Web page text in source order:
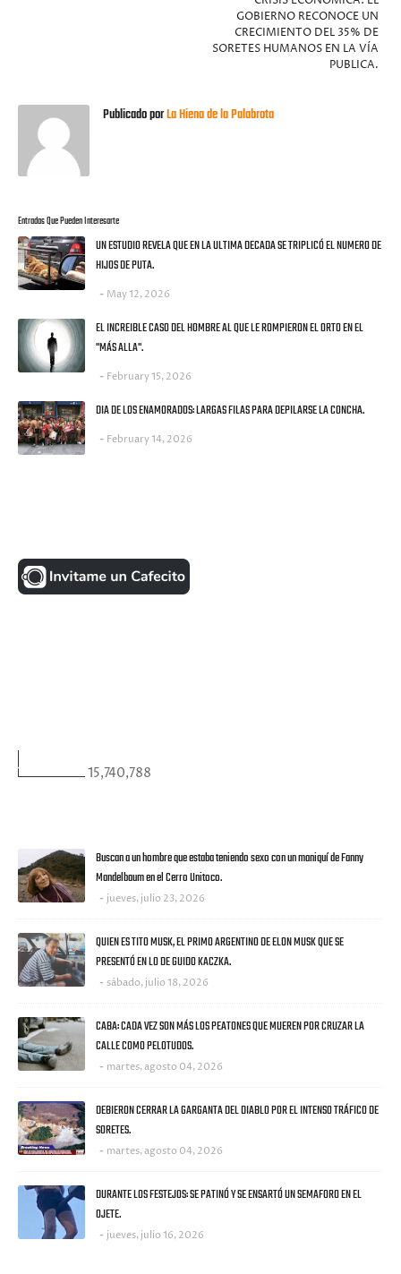
GOBIERNO RECONOCE UN
CRECIMIENTO DEL 35% DE
SORETES HUMANOS EN LA VÍA
PUBLICA.
Publicado porLa Hiena de la Palabrota
Entradas Que Pueden Interesarte
UN ESTUDIO REVELA QUE EN LA ULTIMA DECADA SE TRIPLICÓ EL NUMERO DE
HIJOS DE PUTA.
May 12, 2026
EL INCREIBLE CASO DEL HOMBRE AL QUE LE ROMPIERON EL ORTO EN EL
"MÁS ALLA".
February 15, 2026
DIA DE LOS ENAMORADOS: LARGAS FILAS PARA DEPILARSE LA CONCHA.
February 14, 2026
15,740,788
Buscan a un hombre que estaba teniendo sexo con un maniquí de Fanny
Mandelbaum en el Cerro Unitoco.
jueves, julio 23, 2026
QUIEN ES TITO MUSK, EL PRIMO ARGENTINO DE ELON MUSK QUE SE
PRESENTÓ EN LO DE GUIDO KACZKA.
sábado, julio 18, 2026
CABA: CADA VEZ SON MÁS LOS PEATONES QUE MUEREN POR CRUZAR LA
CALLE COMO PELOTUDOS.
martes, agosto 04, 2026
DEBIERON CERRAR LA GARGANTA DEL DIABLO POR EL INTENSO TRÁFICO DE
SORETES.
martes, agosto 04, 2026
DURANTE LOS FESTEJOS: SE PATINÓ Y SE ENSARTÓ UN SEMAFORO EN EL
OJETE.
jueves, julio 16, 2026